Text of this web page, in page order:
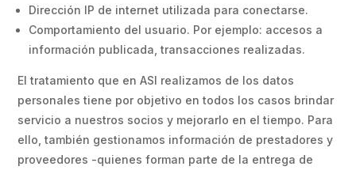
Dirección IP de internet utilizada para conectarse.
Comportamiento del usuario. Por ejemplo: accesos a
información publicada, transacciones realizadas.
El tratamiento que en ASI realizamos de los datos
personales tiene por objetivo en todos los casos brindar
servicio a nuestros socios y mejorarlo en el tiempo. Para
ello, también gestionamos información de prestadores y
proveedores -quienes forman parte de la entrega de